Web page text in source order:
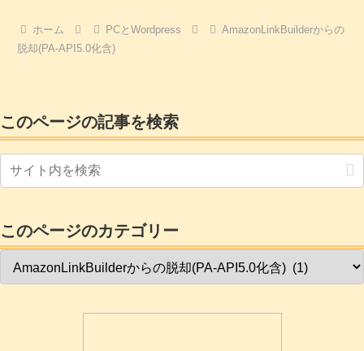
ホーム PCとWordpress
AmazonLinkBuilderからの
脱却(PA-API5.0化含)
このページの記事を検索
このページのカテゴリー